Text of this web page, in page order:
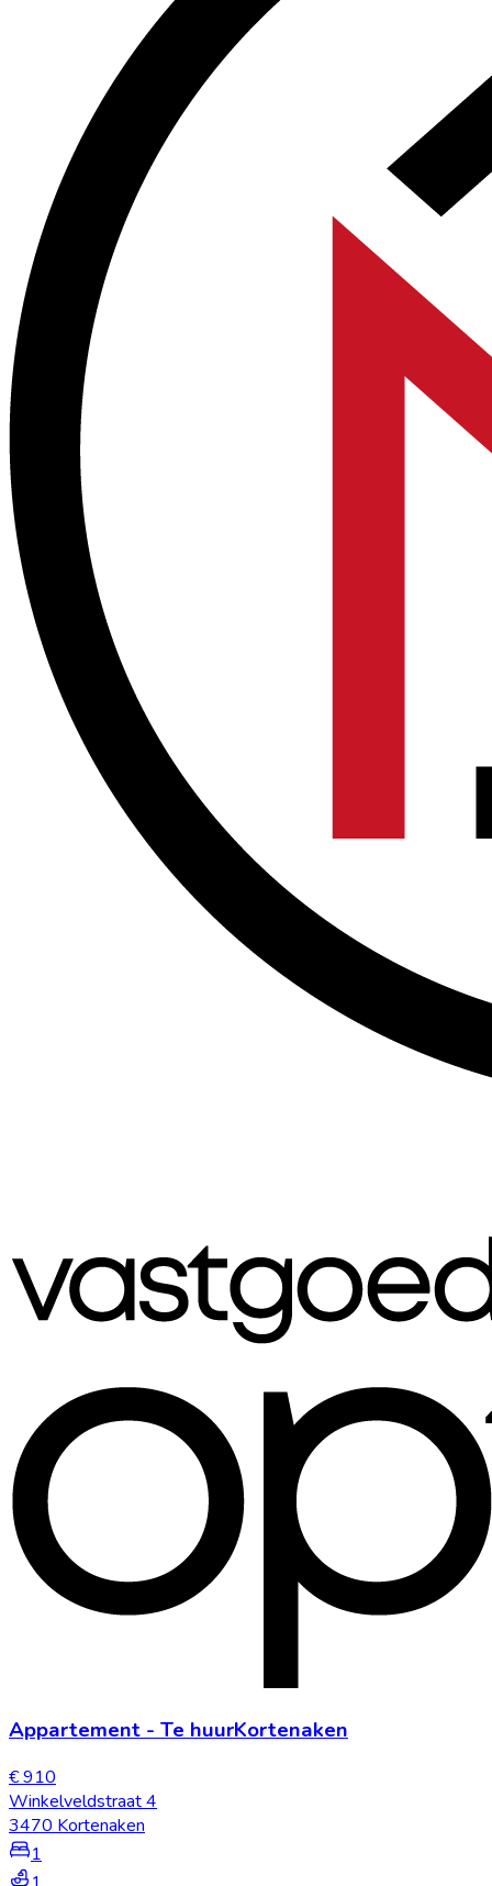
Appartement - Te huurKortenaken
€ 910
Winkelveldstraat 4
3470 Kortenaken
1